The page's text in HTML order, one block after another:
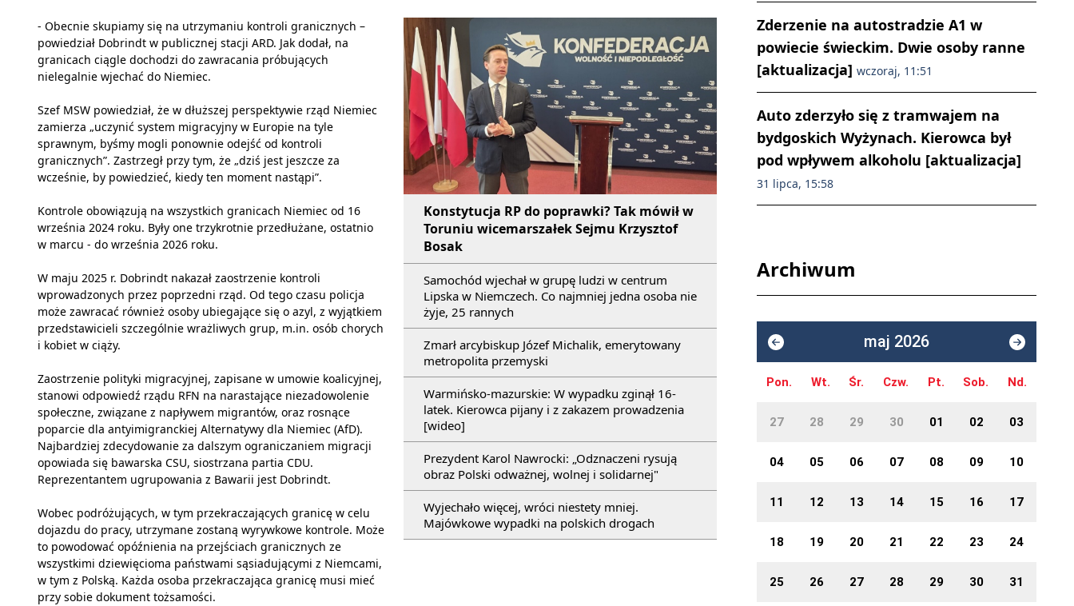
Konstytucja RP do poprawki? Tak mówił w
Toruniu wicemarszałek Sejmu Krzysztof
Bosak
Samochód wjechał w grupę ludzi w centrum
Lipska w Niemczech. Co najmniej jedna osoba nie
żyje, 25 rannych
Zmarł arcybiskup Józef Michalik, emerytowany
metropolita przemyski
Warmińsko-mazurskie: W wypadku zginął 16-
latek. Kierowca pijany i z zakazem prowadzenia
[wideo]
Prezydent Karol Nawrocki: „Odznaczeni rysują
obraz Polski odważnej, wolnej i solidarnej"
Wyjechało więcej, wróci niestety mniej.
Majówkowe wypadki na polskich drogach
- Obecnie skupiamy się na utrzymaniu kontroli granicznych –
powiedział Dobrindt w publicznej stacji ARD. Jak dodał, na
granicach ciągle dochodzi do zawracania próbujących
nielegalnie wjechać do Niemiec.
Szef MSW powiedział, że w dłuższej perspektywie rząd Niemiec
zamierza „uczynić system migracyjny w Europie na tyle
sprawnym, byśmy mogli ponownie odejść od kontroli
granicznych”. Zastrzegł przy tym, że „dziś jest jeszcze za
wcześnie, by powiedzieć, kiedy ten moment nastąpi”.
Kontrole obowiązują na wszystkich granicach Niemiec od 16
września 2024 roku. Były one trzykrotnie przedłużane, ostatnio
w marcu - do września 2026 roku.
W maju 2025 r. Dobrindt nakazał zaostrzenie kontroli
wprowadzonych przez poprzedni rząd. Od tego czasu policja
może zawracać również osoby ubiegające się o azyl, z wyjątkiem
przedstawicieli szczególnie wrażliwych grup, m.in. osób chorych
i kobiet w ciąży.
Zaostrzenie polityki migracyjnej, zapisane w umowie koalicyjnej,
stanowi odpowiedź rządu RFN na narastające niezadowolenie
społeczne, związane z napływem migrantów, oraz rosnące
poparcie dla antyimigranckiej Alternatywy dla Niemiec (AfD).
Najbardziej zdecydowanie za dalszym ograniczaniem migracji
opowiada się bawarska CSU, siostrzana partia CDU.
Reprezentantem ugrupowania z Bawarii jest Dobrindt.
Wobec podróżujących, w tym przekraczających granicę w celu
dojazdu do pracy, utrzymane zostaną wyrywkowe kontrole. Może
to powodować opóźnienia na przejściach granicznych ze
wszystkimi dziewięcioma państwami sąsiadującymi z Niemcami,
w tym z Polską. Każda osoba przekraczająca granicę musi mieć
przy sobie dokument tożsamości.
Zderzenie na autostradzie A1 w
powiecie świeckim. Dwie osoby ranne
[aktualizacja] wczoraj, 11:51
Auto zderzyło się z tramwajem na
bydgoskich Wyżynach. Kierowca był
pod wpływem alkoholu [aktualizacja]
31 lipca, 15:58
Archiwum
maj 2026
Pon. Wt. Śr. Czw. Pt. Sob. Nd.
27 28 29 30 01 02 03
04 05 06 07 08 09 10
11 12 13 14 15 16 17
18 19 20 21 22 23 24
25 26 27 28 29 30 31